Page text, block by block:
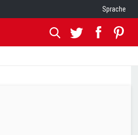
Sprache